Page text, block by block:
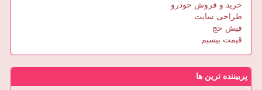
خرید و فروش خودرو
طراحی سایت
فیش حج
قیمت بیسیم
پربیننده ترین ها